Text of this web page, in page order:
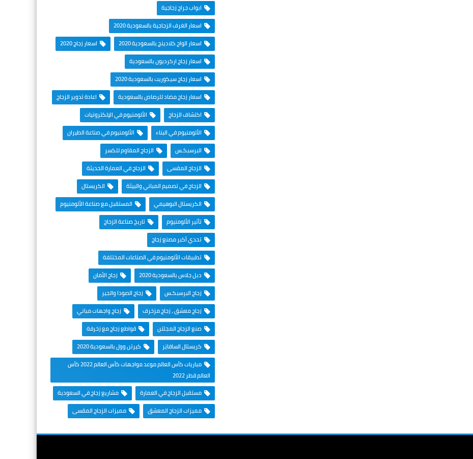
ابواب جراج زجاجية
اسعار الغرف الزجاجية بالسعودية 2020
اسعار الواح كلادينج بالسعودية 2020
اسعار زجاج 2020
اسعار زجاج اركرديون بالسعودية
اسعار زجاج سيكوريت بالسعودية 2020
اسعار زجاج مضاد للرصاص بالسعودية
اعادة تدوير الزجاج
اكتشاف الزجاج
الألومنيوم في الإلكترونيات
الألومنيوم في البناء
الألومنيوم في صناعة الطيران
البرسبكـس
الزجاج المقاوم للكسر
الزجاج المقسى
الزجاج في العمارة الحديثة
الزجاج في تصميم المباني والبيئة
الكريستال
الكريستال البوهيمي
المستقبل مع صناعة الألومنيوم
تأثير الألومنيوم
تاريخ صناعة الزجاج
تحدي أكبر مصنع زجاج
تطبيقات الألومنيوم في الصناعات المختلفة
دبل جلاس بالسعودية 2020
زجاج الأمان
زجاج البرسبكـس
زجاج الصودا والجير
زجاج معشق ، زجاج مزخرف
زجاج واجهات مباني
صنع الزجاج المجلتن
قواطع زجاج مع زخرفة
كريستال السافايَر
كيرتن وول بالسعودية 2020
مباريات كأس العالم موعد مواجهات كأس العالم 2022 كأس
العالم قطر 2022
مستقبل الزجاج في العمارة
مشاريع زجاج في السعودية
مميزات الزجاج المعشق
مميزات الزجاج المقسى